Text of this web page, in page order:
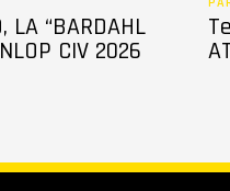
LA “BARDAHL
CIV 2026